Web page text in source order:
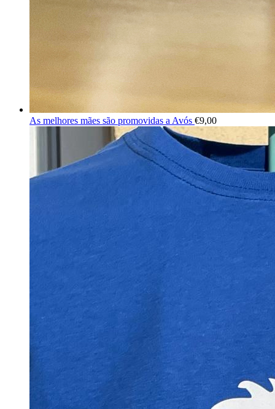
As melhores mães são promovidas a Avós €9,00